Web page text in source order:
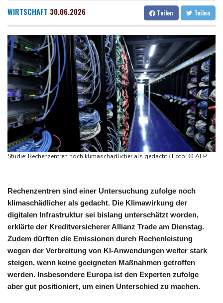
Dresden
18 °C Wien
22 °C
Salzburg
21 °C
Baden-Baden
17 °C
Rechenzentren riesiges Gaskraftwerk
Nächste Pleite im Leagues Cup für Müller und Vancouver
Nowotny sieht Klopp als mögliche Stütze im Jugendbereich
Bayer-Boss Carro: "Wir wollen Titel gewinnen"
Bericht: EU importiert wieder mehr Flüssiggas aus Russland
Militärverwaltung: Mindestens drei Tote durch russische Angriffe
in Region Kiew
WIRTSCHAFT 30.06.2026 Teilen Teilen
Studie: Rechenzentren noch klimaschädlicher als gedacht / Foto: © AFP
Rechenzentren sind einer Untersuchung zufolge noch
klimaschädlicher als gedacht. Die Klimawirkung der
digitalen Infrastruktur sei bislang unterschätzt worden,
erklärte der Kreditversicherer Allianz Trade am Dienstag.
Zudem dürften die Emissionen durch Rechenleistung
wegen der Verbreitung von KI-Anwendungen weiter stark
steigen, wenn keine geeigneten Maßnahmen getroffen
werden. Insbesondere Europa ist den Experten zufolge
aber gut positioniert, um einen Unterschied zu machen.